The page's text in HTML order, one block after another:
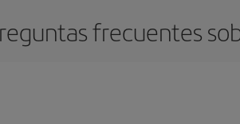
frecuentes